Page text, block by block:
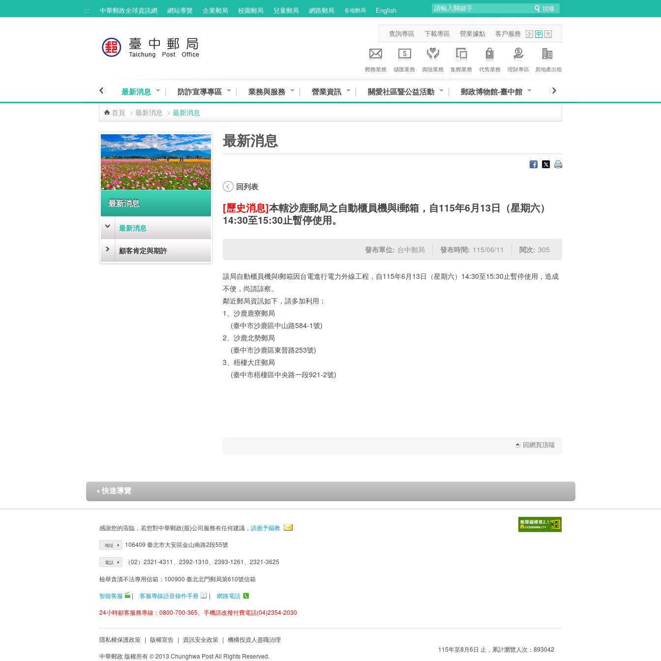
::: 中華郵政全球資訊網 網站導覽 企業郵局 校園郵局 兒童郵局 網路郵局 各地郵局 English
查詢專區 下載專區 營業據點 客戶服務
郵務業務 儲匯業務 壽險業務 集郵業務 代售業務 理財專區 房地產出租
最新消息 防詐宣導專區 業務與服務 營業資訊 關愛社區暨公益活動 郵政博物館-臺中館
首頁 > 最新消息 > 最新消息
最新消息
最新消息
顧客肯定與期許
最新消息
回列表
[歷史消息]本轄沙鹿郵局之自動櫃員機與i郵箱，自115年6月13日（星期六）
14:30至15:30止暫停使用。
發布單位: 台中郵局 發布時間: 115/06/11 閱次: 305
該局自動櫃員機與i郵箱因台電進行電力外線工程，自115年6月13日（星期六）14:30至15:30止暫停使用，造成
不便，尚請諒察。
鄰近郵局資訊如下，請多加利用：
1、沙鹿鹿寮郵局
(臺中市沙鹿區中山路584-1號)
2、沙鹿北勢郵局
(臺中市沙鹿區東晉路253號)
3、梧棲大庄郵局
(臺中市梧棲區中央路一段921-2號)
回網頁頂端
▼ 快速導覽
感謝您的蒞臨，若您對中華郵政(股)公司服務有任何建議， 請惠予賜教
地址 106409 臺北市大安區金山南路2段55號
電話 （02）2321-4311、2392-1310、2393-1261、2321-3625
檢舉貪瀆不法專用信箱：100900 臺北北門郵局第610號信箱
智能客服
| 客服專線語音操作手冊 |
網路電話
24小時顧客服務專線：0800-700-365、手機請改撥付費電話(04)2354-2030
隱私權保護政策 | 版權宣告 | 資訊安全政策 | 機構投資人盡職治理
中華郵政 版權所有 © 2013 Chunghwa Post All Rights Reserved.
115年至8月6日 止，累計瀏覽人次：893042